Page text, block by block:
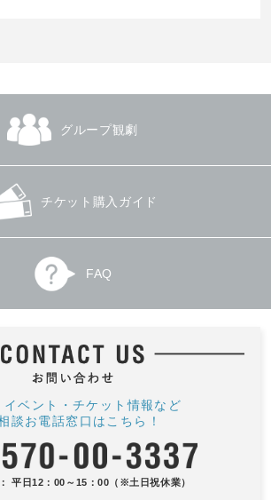
グループ観劇
チケット購入ガイド
FAQ
イベント・チケット情報など
談お電話窓口はこちら！
平日12：00～15：00（※土日祝休業）